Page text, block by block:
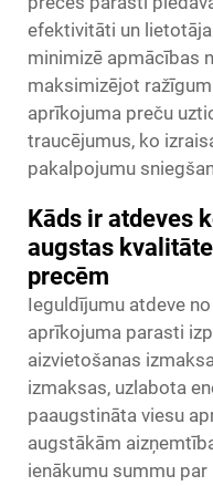
efektivitāti un
minimizē apmācības
maksimizējot
aprīkojuma preču
traucējumus, ko
pakalpojumu
Kāds ir atdeves
augstas
precēm
Ieguldījumu atdeve
aprīkojuma parasti
aizvietošanas
izmaksas, uzlabota
paaugstināta viesu
augstākām
ienākumu summu